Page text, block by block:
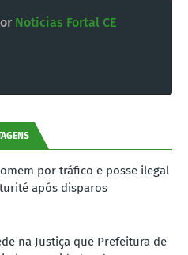
Notícias Fortal CE
por tráfico e posse ilegal
após disparos
na Justiça que Prefeitura de